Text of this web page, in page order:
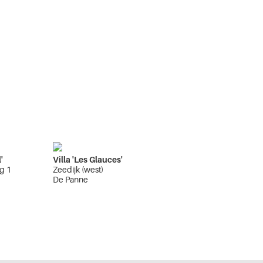
1
Villa 'Les Glauces'
Zeedijk (west)
De Panne